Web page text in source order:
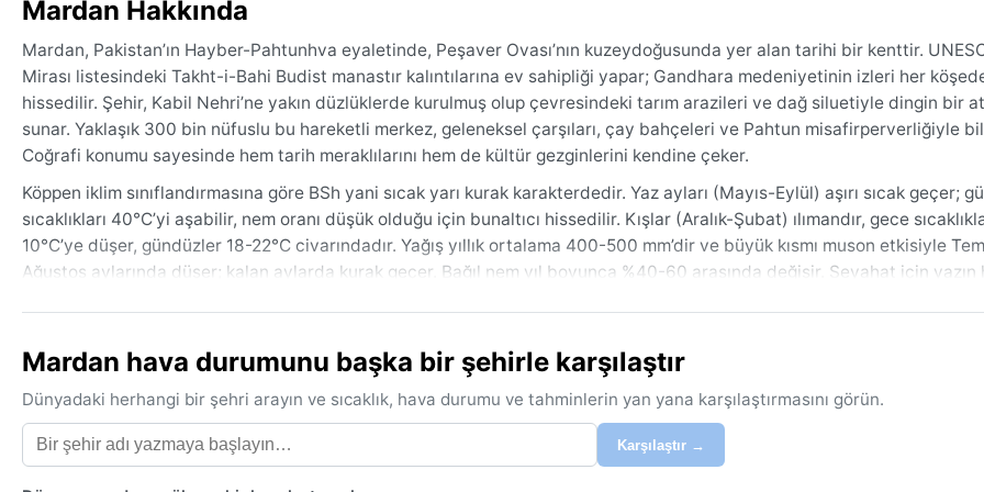
Mardan Hakkında
Mardan, Pakistan’ın Hayber-Pahtunhva eyaletinde, Peşaver Ovası’nın kuzeydoğusunda yer alan tarihi bir kenttir.
Mirası listesindeki Takht-i-Bahi Budist manastır kalıntılarına ev sahipliği yapar; Gandhara medeniyetinin izleri her
hissedilir. Şehir, Kabil Nehri’ne yakın düzlüklerde kurulmuş olup çevresindeki tarım arazileri ve dağ siluetiyle dingin bir
sunar. Yaklaşık 300 bin nüfuslu bu hareketli merkez, geleneksel çarşıları, çay bahçeleri ve Pahtun misafirperverliğiyle
Coğrafi konumu sayesinde hem tarih meraklılarını hem de kültür gezginlerini kendine çeker.
Köppen iklim sınıflandırmasına göre BSh yani sıcak yarı kurak karakterdedir. Yaz ayları (Mayıs-Eylül) aşırı sıcak geçer;
sıcaklıkları 40°C’yi aşabilir, nem oranı düşük olduğu için bunaltıcı hissedilir. Kışlar (Aralık-Şubat) ılımandır, gece
10°C’ye düşer, gündüzler 18-22°C civarındadır. Yağış yıllık ortalama 400-500 mm’dir ve büyük kısmı muson etkisiyle
Ağustos aylarında düşer; kalan aylarda kurak geçer. Bağıl nem yıl boyunca %40-60 arasında değişir. Seyahat için yazın
gökyüzü genelde açıktır. Yaz aylarında sıcak hava dalgaları sık görülürken, kışın sabah saatlerinde yoğun sis oluşabilir;
özellikle karayolu ulaşımını etkileyebilir. Muson yağmurları genelde kısa süreli ve gürültülüdür, ancak bazen ani sel riski
Bölgede siklon veya kum fırtınası gibi olağandışı hava olayları nadirdir; daha çok sıcaklık aşırılıkları ve kış sisi öne çıkar.
Mardan hava durumunu başka bir şehirle karşılaştır
Dünyadaki herhangi bir şehri arayın ve sıcaklık, hava durumu ve tahminlerin yan yana karşılaştırmasını görün.
Karşılaştır →